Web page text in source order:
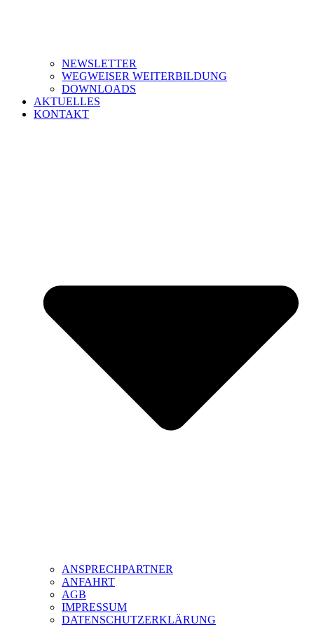
NEWSLETTER
WEGWEISER WEITERBILDUNG
DOWNLOADS
AKTUELLES
KONTAKT
ANSPRECHPARTNER
ANFAHRT
AGB
IMPRESSUM
DATENSCHUTZERKLÄRUNG